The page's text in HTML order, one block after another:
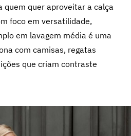
quem quer aproveitar a calça
foco em versatilidade,
em lavagem média é uma
com camisas, regatas
que criam contraste